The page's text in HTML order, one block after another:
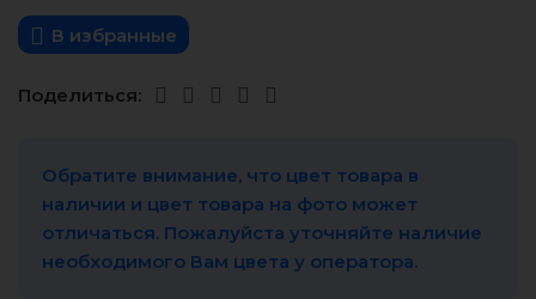
В избранные
Поделиться:
Обратите внимание, что цвет товара в
наличии и цвет товара на фото может
отличаться. Пожалуйста уточняйте наличие
необходимого Вам цвета у оператора.